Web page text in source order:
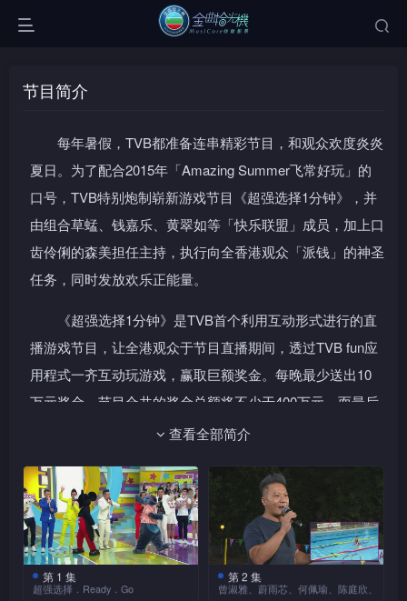
节目简介
每年暑假，TVB都准备连串精彩节目，和观众欢度炎炎
夏日。为了配合2015年「Amazing Summer飞常好玩」的
口号，TVB特别炮制崭新游戏节目《超强选择1分钟》，并
由组合草蜢、钱嘉乐、黄翠如等「快乐联盟」成员，加上口
齿伶俐的森美担任主持，执行向全香港观众「派钱」的神圣
任务，同时发放欢乐正能量。
《超强选择1分钟》是TVB首个利用互动形式进行的直
播游戏节目，让全港观众于节目直播期间，透过TVB fun应
用程式一齐互动玩游戏，赢取巨额奖金。每晚最少送出10
万元奖金，节目合共的奖金总额将不少于400万元，而最后
一个星期还设有一个终极大奖，幸运观众有机会独得港币
游戏玩法非常简单：主持于每集发问三条问题，每条问
题都有三个选择，观众只需透过智能手机或平板电脑下载的
TVB fun应用程式，click入「超强选择游戏」，于限时1分
钟之内，编排答案三个选项（A、B、C）的次序。答题限
查看全部简介
第 1 集
超强选择．Ready．Go
第 2 集
曾淑雅、蔚雨芯、何佩瑜、陈庭欣、欧阳